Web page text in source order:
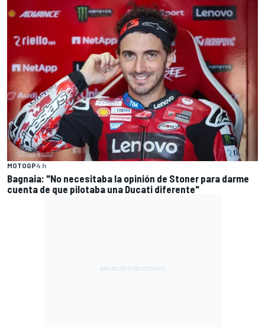
MOTOGP4 h
Bagnaia: "No necesitaba la opinión de Stoner para darme
cuenta de que pilotaba una Ducati diferente"